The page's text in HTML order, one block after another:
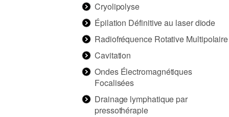
Cryolipolyse
Épilation Définitive au laser diode
Radiofréquence Rotative Multipolaire
Cavitation
Ondes Électromagnétiques
Focalisées
Drainage lymphatique par
pressothérapie